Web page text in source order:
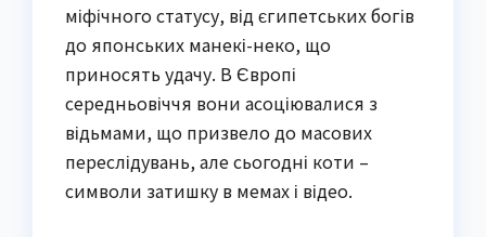
міфічного статусу, від єгипетських богів
до японських манекі-неко, що
приносять удачу. В Європі
середньовіччя вони асоціювалися з
відьмами, що призвело до масових
переслідувань, але сьогодні коти –
символи затишку в мемах і відео.